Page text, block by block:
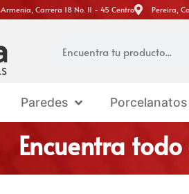
Armenia, Carrera 18 No. 11 - 45 Centro Pereira,
Paredes Porcelanatos
Encuentra todo